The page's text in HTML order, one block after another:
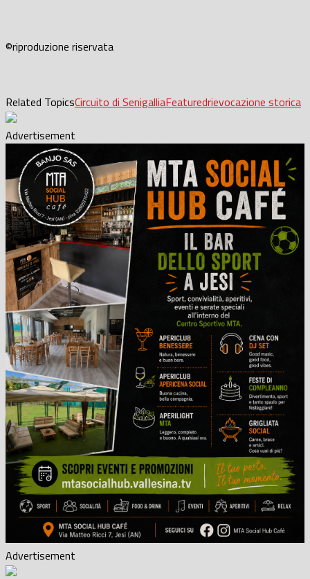
©riproduzione riservata
Related TopicsCircuito di SenigalliaFeaturedrievocazione storica
Advertisement
Advertisement